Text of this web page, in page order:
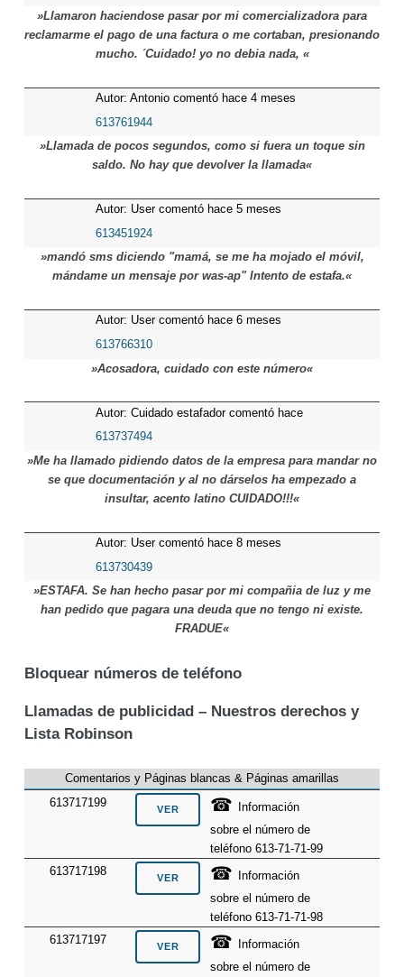
»Llamaron haciendose pasar por mi comercializadora para
reclamarme el pago de una factura o me cortaban, presionando
mucho. ´Cuidado! yo no debia nada, «
Autor: Antonio comentó hace 4 meses
613761944
»Llamada de pocos segundos, como si fuera un toque sin
saldo. No hay que devolver la llamada«
Autor: User comentó hace 5 meses
613451924
»mandó sms diciendo "mamá, se me ha mojado el móvil,
mándame un mensaje por was-ap" Intento de estafa.«
Autor: User comentó hace 6 meses
613766310
»Acosadora, cuidado con este número«
Autor: Cuidado estafador comentó hace
7 meses
613737494
»Me ha llamado pidiendo datos de la empresa para mandar no
se que documentación y al no dárselos ha empezado a
insultar, acento latino CUIDADO!!!«
Autor: User comentó hace 8 meses
613730439
»ESTAFA. Se han hecho pasar por mi compañia de luz y me
han pedido que pagara una deuda que no tengo ni existe.
FRADUE«
Bloquear números de teléfono
Llamadas de publicidad – Nuestros derechos y
Lista Robinson
Comentarios y Páginas blancas & Páginas amarillas
613717199
☎ Información
sobre el número de
teléfono 613-71-71-99
613717198
☎ Información
sobre el número de
teléfono 613-71-71-98
613717197
☎ Información
sobre el número de